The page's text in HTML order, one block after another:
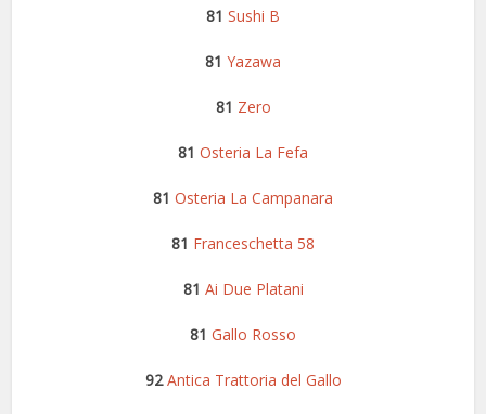
81 Sushi B
81 Yazawa
81 Zero
81 Osteria La Fefa
81 Osteria La Campanara
81 Franceschetta 58
81 Ai Due Platani
81 Gallo Rosso
92 Antica Trattoria del Gallo